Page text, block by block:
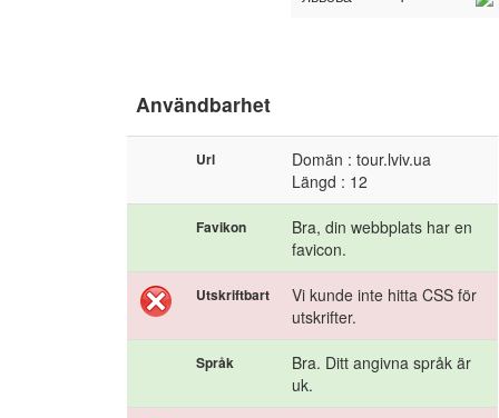
Användbarhet
Url
Domän : tour.lviv.ua
Längd : 12
Favikon
Bra, din webbplats har en
favicon.
Utskriftbart
Vi kunde inte hitta CSS för
utskrifter.
Språk
Bra. Ditt angivna språk är
uk.